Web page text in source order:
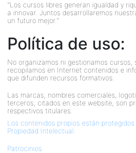
"Los cursos libres generan igualdad y
a innovar. Juntos desarrollaremos
un futuro mejor."
Política de uso:
No organizamos ni gestionamos cursos,
recopilamos en Internet contenidos e
que difunden recursos formativos.
Las marcas, nombres comerciales,
terceros, citados en este website, son
respectivos titulares.
Los contenidos propios están
Propiedad Intelectual
Patrocinios